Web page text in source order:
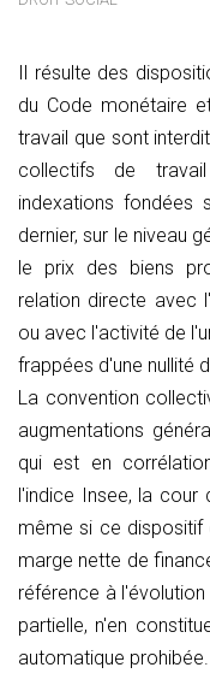
Il résulte des
du Code monétaire
travail que sont
collectifs de
indexations
dernier, sur le niveau
le prix des biens
relation directe avec
ou avec l'activité de
frappées d'une nullité
La convention
augmentations
qui est en
l'indice Insee, la cour
même si ce dispositif
marge nette de
référence à
partielle, n'en
automatique prohibée.